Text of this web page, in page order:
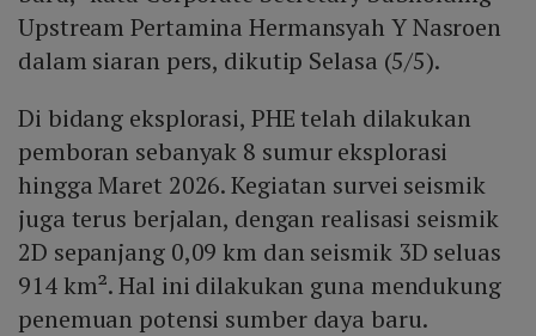
Upstream Pertamina Hermansyah Y Nasroen
dalam siaran pers, dikutip Selasa (5/5).
Di bidang eksplorasi, PHE telah dilakukan
pemboran sebanyak 8 sumur eksplorasi
hingga Maret 2026. Kegiatan survei seismik
juga terus berjalan, dengan realisasi seismik
2D sepanjang 0,09 km dan seismik 3D seluas
914 km². Hal ini dilakukan guna mendukung
penemuan potensi sumber daya baru.